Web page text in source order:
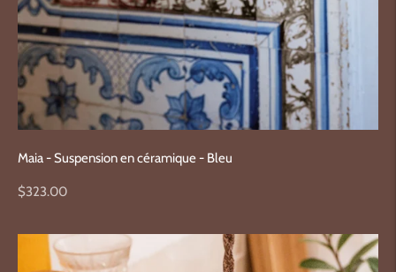
Maia - Suspension en céramique - Bleu
Prix
$323.00